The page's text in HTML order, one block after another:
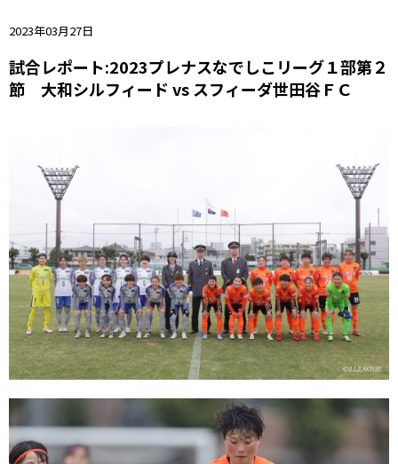
2023年03月27日
試合レポート:2023プレナスなでしこリーグ１部第２
節 大和シルフィード vs スフィーダ世田谷ＦＣ